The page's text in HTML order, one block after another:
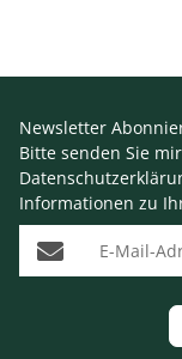
Newsletter
Bitte senden Sie
Informationen zu
E-Mail-Adresse